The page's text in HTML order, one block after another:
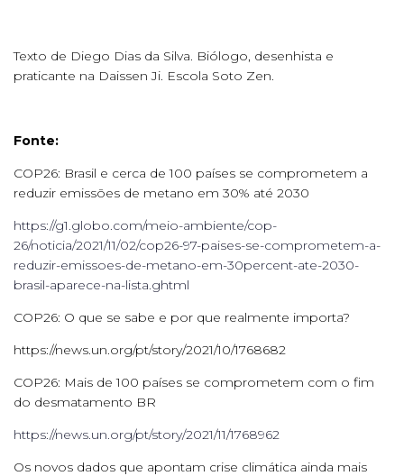
Texto de Diego Dias da Silva. Biólogo, desenhista e
praticante na Daissen Ji. Escola Soto Zen.
Fonte:
COP26: Brasil e cerca de 100 países se comprometem a
reduzir emissões de metano em 30% até 2030
https://g1.globo.com/meio-ambiente/cop-
26/noticia/2021/11/02/cop26-97-paises-se-comprometem-a-
reduzir-emissoes-de-metano-em-30percent-ate-2030-
brasil-aparece-na-lista.ghtml
COP26: O que se sabe e por que realmente importa?
https://news.un.org/pt/story/2021/10/1768682
COP26: Mais de 100 países se comprometem com o fim
do desmatamento BR
https://news.un.org/pt/story/2021/11/1768962
Os novos dados que apontam crise climática ainda mais